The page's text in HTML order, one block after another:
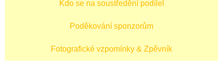
Kdo se na soustředění podílel
Poděkování sponzorům
Fotografické vzpomínky & Zpěvník